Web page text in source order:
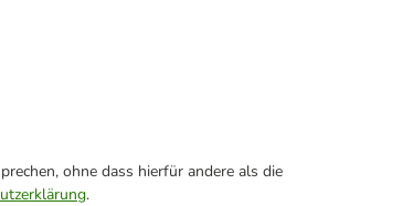
ohne dass hierfür andere als die
.